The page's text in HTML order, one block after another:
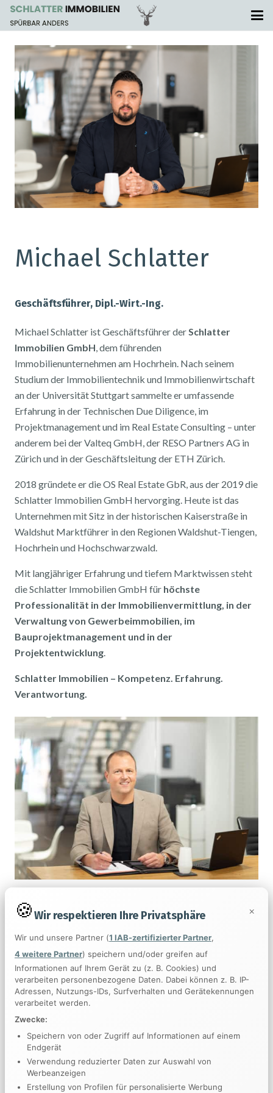
Michael Schlatter
Geschäftsführer, Dipl.-Wirt.-Ing.
Michael Schlatter ist Geschäftsführer derSchlatter
Immobilien GmbH, dem führenden
Immobilienunternehmen am Hochrhein. Nach seinem
Studium der Immobilientechnik und Immobilienwirtschaft
an der Universität Stuttgart sammelte er umfassende
Erfahrung in der Technischen Due Diligence, im
Projektmanagement und im Real Estate Consulting – unter
anderem bei der Valteq GmbH, der RESO Partners AG in
Zürich und in der Geschäftsleitung der ETH Zürich.
2018 gründete er die OS Real Estate GbR, aus der 2019 die
Schlatter Immobilien GmbH hervorging. Heute ist das
Unternehmen mit Sitz in der historischen Kaiserstraße in
Waldshut Marktführer in den Regionen Waldshut-Tiengen,
Hochrhein und Hochschwarzwald.
Mit langjähriger Erfahrung und tiefem Marktwissen steht
die Schlatter Immobilien GmbH für höchste
Professionalität in der Immobilienvermittlung, in der
Verwaltung von Gewerbeimmobilien, im
Bauprojektmanagement und in der
Projektentwicklung.
Schlatter Immobilien – Kompetenz. Erfahrung.
Verantwortung.
Stefan Hauser
Geschäftsführer
Seit Januar 2026 ergänzt Stefan Hauser die
Geschäftsführung der
bildet gemeinsam mit Michael Schlatter das Führungsteam
des marktführenden Immobilienunternehmens am
Hochrhein.
Wir respektieren Ihre Privatsphäre ×
Wir und unsere Partner (1 IAB-zertifizierter Partner,
4 weitere Partner) speichern und/oder greifen auf
Informationen auf Ihrem Gerät zu (z. B. Cookies) und
verarbeiten personenbezogene Daten. Dabei können z. B. IP-
Adressen, Nutzungs-IDs, Surfverhalten und Gerätekennungen
verarbeitet werden.
Zwecke:
Speichern von oder Zugriff auf Informationen auf einem
Endgerät
Verwendung reduzierter Daten zur Auswahl von
Werbeanzeigen
Erstellung von Profilen für personalisierte Werbung